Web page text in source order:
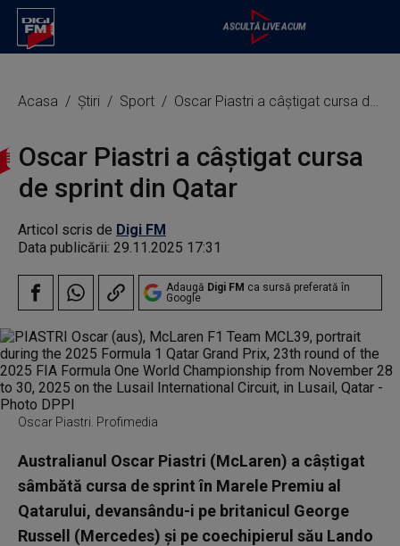
Acasa Știri Sport Oscar Piastri a câştigat cursa de sprint din Qatar
Oscar Piastri a câştigat cursa
de sprint din Qatar
Articol scris de Digi FM
Data publicării: 29.11.2025 17:31
Adaugă Digi FM ca sursă preferată în
Google
Oscar Piastri. Profimedia
Australianul Oscar Piastri (McLaren) a câştigat
sâmbătă cursa de sprint în Marele Premiu al
Qatarului, devansându-i pe britanicul George
Russell (Mercedes) şi pe coechipierul său Lando